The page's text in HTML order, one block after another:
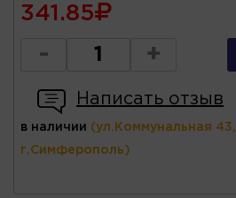
341.85
- +
Написать отзыв
в наличии (ул.Коммунальная 43,
г.Симферополь)